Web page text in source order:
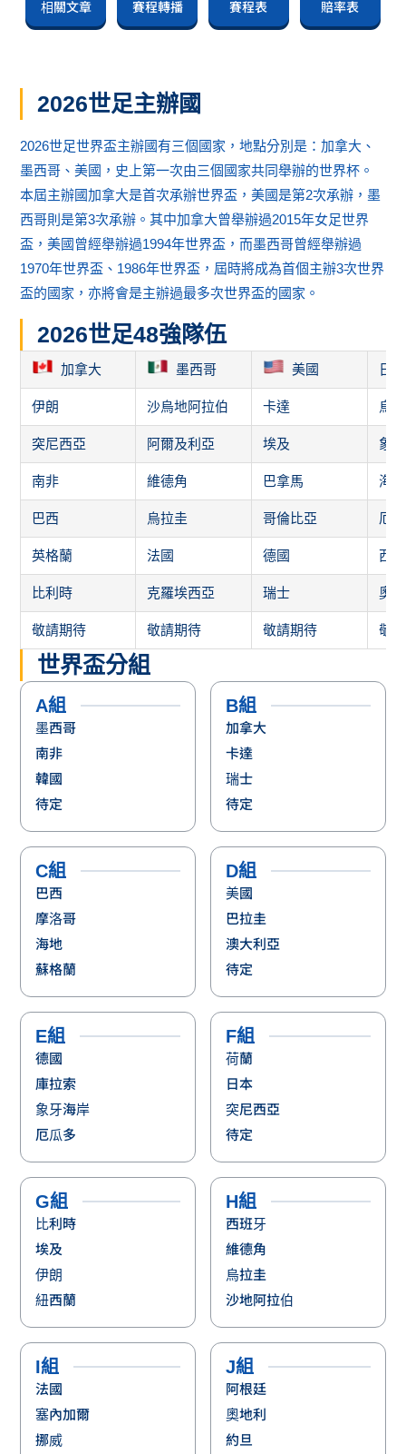
相關文章 賽程轉播 賽程表 賠率表
2026世足主辦國
2026世足世界盃主辦國有三個國家，地點分別是：加拿大、
墨西哥、美國，史上第一次由三個國家共同舉辦的世界杯。
本屆主辦國加拿大是首次承辦世界盃，美國是第2次承辦，墨
西哥則是第3次承辦。其中加拿大曾舉辦過2015年女足世界
盃，美國曾經舉辦過1994年世界盃，而墨西哥曾經舉辦過
1970年世界盃、1986年世界盃，屆時將成為首個主辦3次世界
盃的國家，亦將會是主辦過最多次世界盃的國家。
2026世足48強隊伍
加拿大 墨西哥 美國 日本
伊朗 沙烏地阿拉伯 卡達 烏
突尼西亞 阿爾及利亞 埃及 象
南非 維德角 巴拿馬 海地
巴西 烏拉圭 哥倫比亞 厄
英格蘭 法國 德國 西
比利時 克羅埃西亞 瑞士 奧
敬請期待 敬請期待 敬請期待 敬
世界盃分組
A組
墨西哥
南非
韓國
待定
B組
加拿大
卡達
瑞士
待定
C組
巴西
摩洛哥
海地
蘇格蘭
D組
美國
巴拉圭
澳大利亞
待定
E組
德國
庫拉索
象牙海岸
厄瓜多
F組
荷蘭
日本
突尼西亞
待定
G組
比利時
埃及
伊朗
紐西蘭
H組
西班牙
維德角
烏拉圭
沙地阿拉伯
I組
法國
塞內加爾
挪威
J組
阿根廷
奧地利
約旦